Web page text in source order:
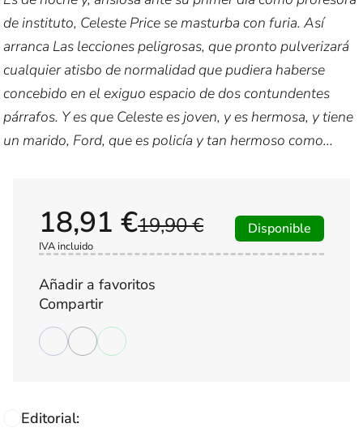
de instituto, Celeste Price se masturba con furia. Así
arranca Las lecciones peligrosas, que pronto pulverizará
cualquier atisbo de normalidad que pudiera haberse
concebido en el exiguo espacio de dos contundentes
párrafos. Y es que Celeste es joven, y es hermosa, y tiene
un marido, Ford, que es policía y tan hermoso como...
Editorial:
19,90 €
18,91 €
IVA incluido
Disponible
Añadir a favoritos
Compartir